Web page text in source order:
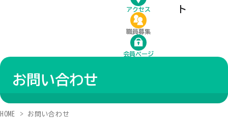
アクセス
職員募集
会員ページ
ト
お問い合わせ
HOME お問い合わせ